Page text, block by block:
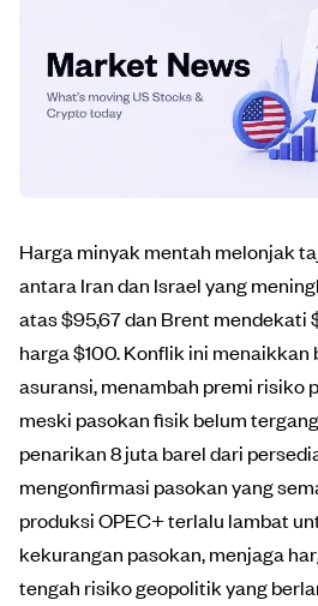
Harga minyak mentah melonjak
antara Iran dan Israel yang
atas $95,67 dan Brent mendekati
harga $100. Konflik ini menaikkan
asuransi, menambah premi risiko
meski pasokan fisik belum
penarikan 8 juta barel dari
mengonfirmasi pasokan yang
produksi OPEC+ terlalu lambat
kekurangan pasokan, menjaga
tengah risiko geopolitik yang